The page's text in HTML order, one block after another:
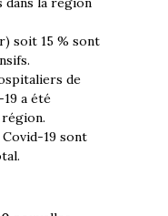
soit 15 % sont
de
a été
19 sont